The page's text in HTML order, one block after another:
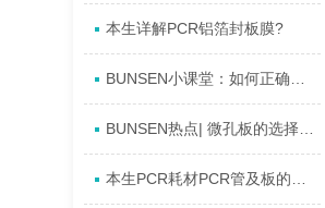
本生详解PCR铝箔封板膜?